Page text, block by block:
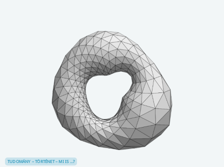
TUDOMÁNY – TÖRTÉNET – MI IS ...?